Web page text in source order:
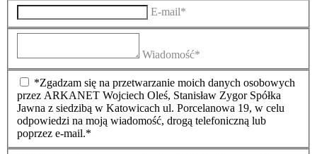
E-mail*
Wiadomość*
*Zgadzam się na przetwarzanie moich danych osobowych
przez ARKANET Wojciech Oleś, Stanisław Zygor Spółka
Jawna z siedzibą w Katowicach ul. Porcelanowa 19, w celu
odpowiedzi na moją wiadomość, drogą telefoniczną lub
poprzez e-mail.*